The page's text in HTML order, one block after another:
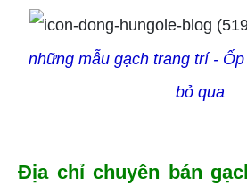
những mẫu gạch trang trí -
bỏ qua
Địa chỉ chuyên bán